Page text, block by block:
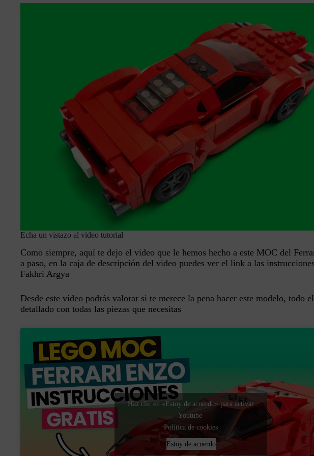
Echa un vistazo al video tutorial
Como siempre, aquí te dejo el video que le hemos hecho a este MOC del
a paso, en la caja de descripción del video puedes ver el link a las
Fakhri Argya
Desde este video podrás valorar si te merece la pena hacer este modelo, todo
detallado con todas las piezas que necesitas
Haz clic en «Estoy de acuerdo» para activar
Youtube
Política de cookies
Estoy de acuerdo